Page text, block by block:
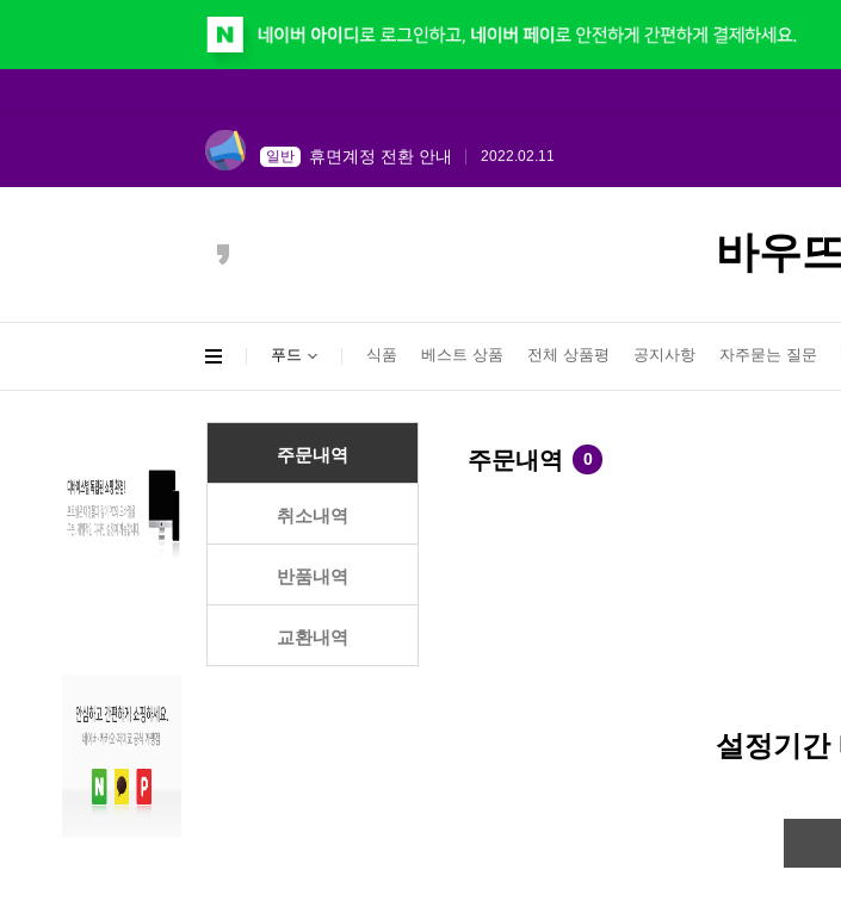
일반 쇼핑몰 개편 안내 2022.02.11
일반 휴면계정 전환 안내 2022.02.11
일반 개인정보 보호를 위해 함께 노력해요. 2022.02.11
바우
푸드
가공 식품
건강 식품
푸드 식품 베스트 상품 전체 상품평 공지사항 자주묻는 질문
주문내역
취소내역
반품내역
교환내역
주문내역 0
설정기간